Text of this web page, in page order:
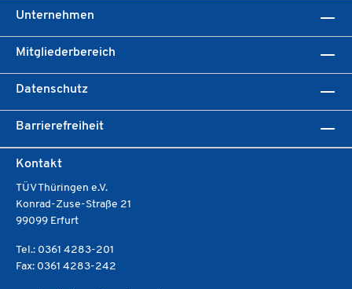
Unternehmen
Mitgliederbereich
Datenschutz
Barrierefreiheit
Kontakt
TÜV Thüringen e.V.
Konrad-Zuse-Straße 21
99099 Erfurt
Tel.: 0361 4283-201
Fax: 0361 4283-242